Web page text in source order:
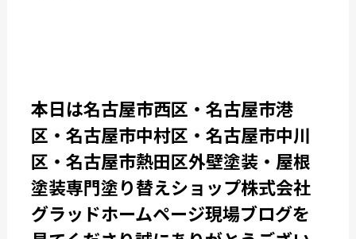
本日は名古屋市西区・名古屋市港
区・名古屋市中村区・名古屋市中川
区・名古屋市熱田区外壁塗装・屋根
塗装専門塗り替えショップ株式会社
グラッドホームページ現場ブログを